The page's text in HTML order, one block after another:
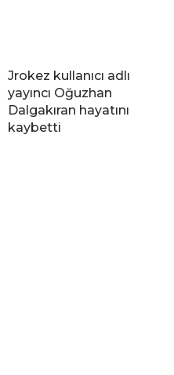
Jrokez kullanıcı adlı
yayıncı Oğuzhan
Dalgakıran hayatını
kaybetti